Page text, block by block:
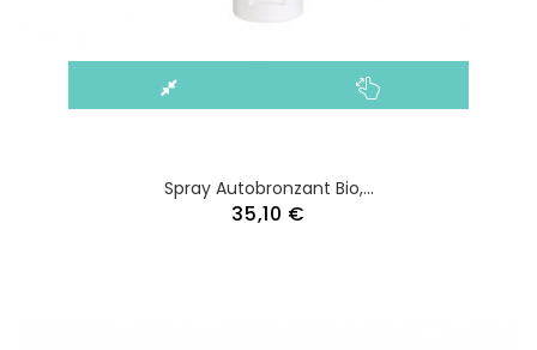
Spray Autobronzant Bio,...
35,10 €